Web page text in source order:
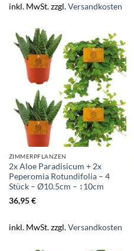
inkl. MwSt.zzgl.Versandkosten
ZIMMERPFLANZEN
2x Aloe Paradisicum + 2x
Peperomia Rotundifolia – 4
Stück – Ø10.5cm – ↕10cm
36,95€
inkl. MwSt.zzgl.Versandkosten